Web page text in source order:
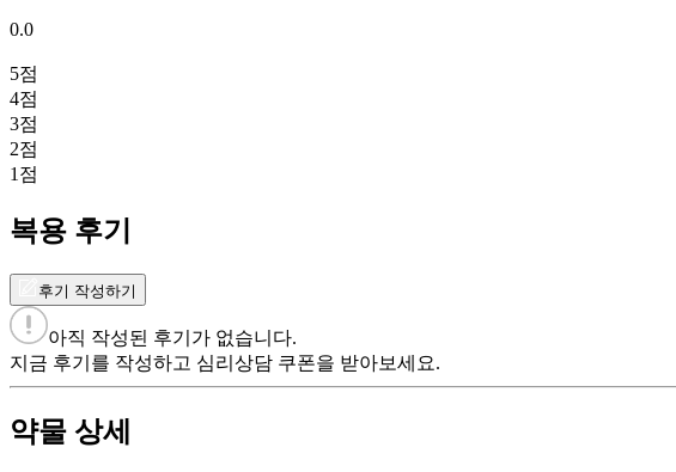
0.0
5점
4점
3점
2점
1 점
복용 후기
후기 작성하기
아직 작성된 후기가 없습니다.
지금 후기를 작성하고 심리상담 쿠폰을 받아보세요.
약물 상세